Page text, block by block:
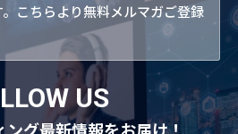
こちらより無料メルマガご登録
US
グ最新情報をお届け！